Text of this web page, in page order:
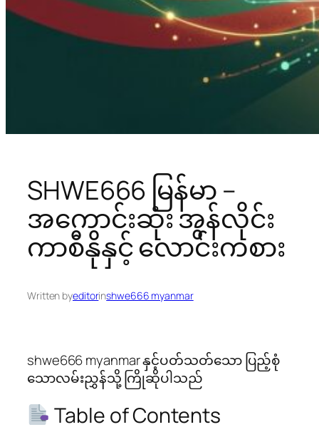
SHWE666 မြန်မာ –
အကောင်းဆုံး အွန်လိုင်း
ကာစီနိုနှင့် လောင်းကစား
Written byeditorinshwe666 myanmar
shwe666 myanmar နှင့်ပတ်သတ်သော ပြည့်စုံ
သောလမ်းညွှန်သို့ ကြိုဆိုပါသည်
Table of Contents